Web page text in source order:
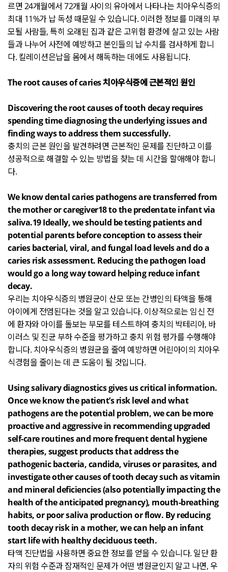
르면 24개월에서 72개월 사이의 유아에서 나타나는 치아우식증의
최대 11%가 납 독성 때문일 수 있습니다. 이러한 정보를 미래의 부
모될 사람들,특히 오래된 집과 같은 고위험 환경에 살고 있는 사람
들과 나누어 사전에 예방하고 본인들의 납 수치를 검사하게 합니
다.킬레이션은납을 몸에서 해독하는 데에도 사용됩니다.
The root causes of caries치아우식증에 근본적인 원인
Discovering the root causes of tooth decay requires
spending time diagnosing the underlying issues and
finding ways to address them successfully.
충치의 근본 원인을 발견하려면 근본적인 문제를 진단하고 이를
성공적으로 해결할 수 있는 방법을 찾는 데 시간을 할애해야 합니
다.
We know dental caries pathogens are transferred from
the mother or caregiver18 to the predentate infant via
saliva.19 Ideally, we should be testing patients and
potential parents before conception to assess their
caries bacterial, viral, and fungal load levels and do a
caries risk assessment. Reducing the pathogen load
would go a long way toward helping reduce infant
decay.
우리는 치아우식증의 병원균이 산모 또는 간병인의 타액을 통해
아이에게 전염된다는 것을 알고 있습니다. 이상적으로는 임신 전
에 환자와 아이를 돌보는 부모를 테스트하여 충치의 박테리아, 바
이러스 및 진균 부하 수준을 평가하고 충치 위험 평가를 수행해야
합니다. 치아우식증의 병원균을 줄여 예방하면 어린아이의 치아우
식경험을 줄이는 데 큰 도움이 될 것입니다.
Using salivary diagnostics gives us critical information.
Once we know the patient’s risk level and what
pathogens are the potential problem, we can be more
proactive and aggressive in recommending upgraded
self-care routines and more frequent dental hygiene
therapies, suggest products that address the
pathogenic bacteria, candida, viruses or parasites, and
investigate other causes of tooth decay such as vitamin
and mineral deficiencies (also potentially impacting the
health of the anticipated pregnancy), mouth-breathing
habits, or poor saliva production or flow. By reducing
tooth decay risk in a mother, we can help an infant
start life with healthy deciduous teeth.
타액 진단법을 사용하면 중요한 정보를 얻을 수 있습니다. 일단 환
자의 위험 수준과 잠재적인 문제가 어떤 병원균인지 알고 나면, 우